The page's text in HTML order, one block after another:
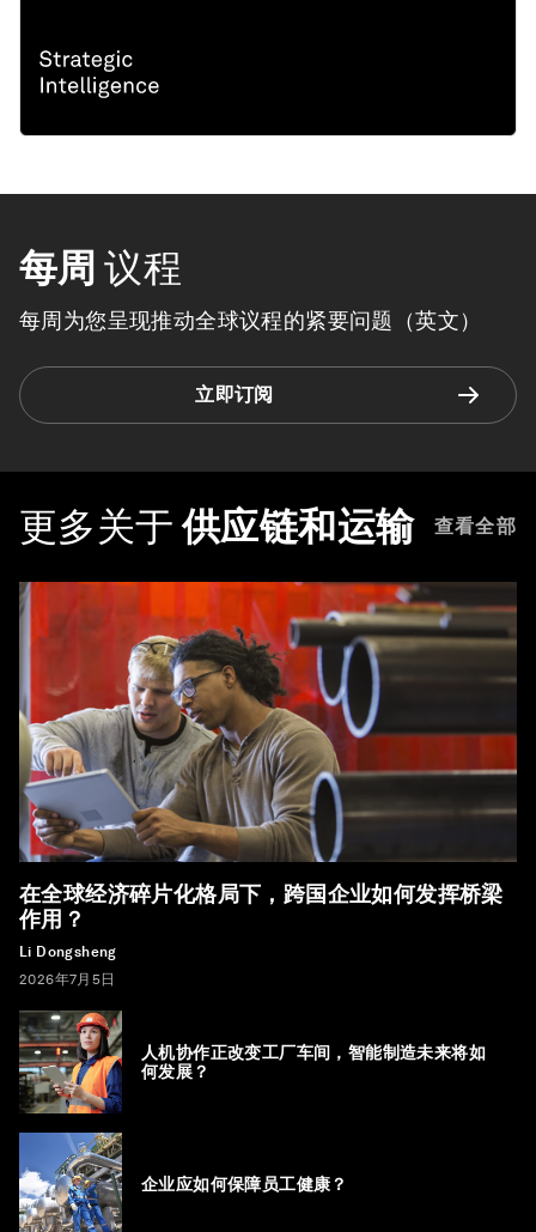
每周 议程
每周为您呈现推动全球议程的紧要问题（英文）
立即订阅
更多关于 供应链和运输 查看全部
在全球经济碎片化格局下，跨国企业如何发挥桥梁
作用？
Li Dongsheng
2026年7月5日
人机协作正改变工厂车间，智能制造未来将如
何发展？
企业应如何保障员工健康？